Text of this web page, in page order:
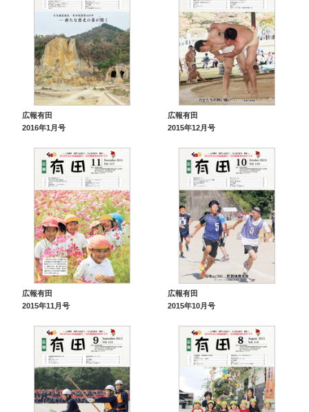
広報有田
2016年1月号
広報有田
2015年12月号
広報有田
2015年11月号
広報有田
2015年10月号